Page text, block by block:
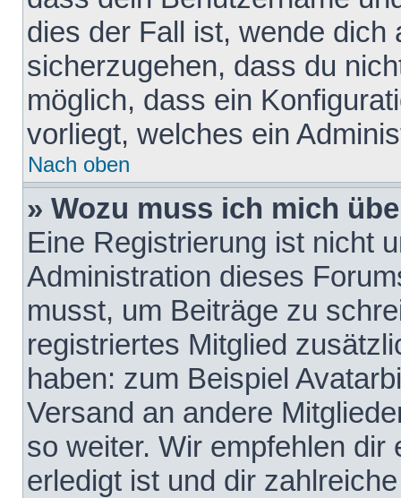
dies der Fall ist, wende dich
sicherzugehen, dass du
möglich, dass ein
vorliegt, welches ein
Nach oben
» Wozu muss ich mich
Eine Registrierung ist nicht
Administration dieses
musst, um Beiträge zu
registriertes Mitglied
haben: zum Beispiel
Versand an andere
so weiter. Wir empfehlen
erledigt ist und dir